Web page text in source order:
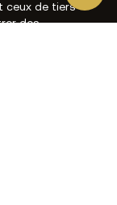
ceux de tiers
des